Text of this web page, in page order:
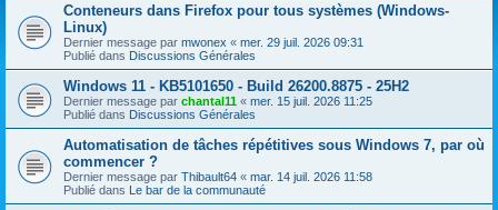
Conteneurs dans Firefox pour tous systèmes (Windows-
Linux)
Dernier message par mwonex « mer. 29 juil. 2026 09:31
Publié dans Discussions Générales
Windows 11 - KB5101650 - Build 26200.8875 - 25H2
Dernier message par chantal11 « mer. 15 juil. 2026 11:25
Publié dans Discussions Générales
Automatisation de tâches répétitives sous Windows 7, par où
commencer ?
Dernier message par Thibault64 « mar. 14 juil. 2026 11:58
Publié dans Le bar de la communauté